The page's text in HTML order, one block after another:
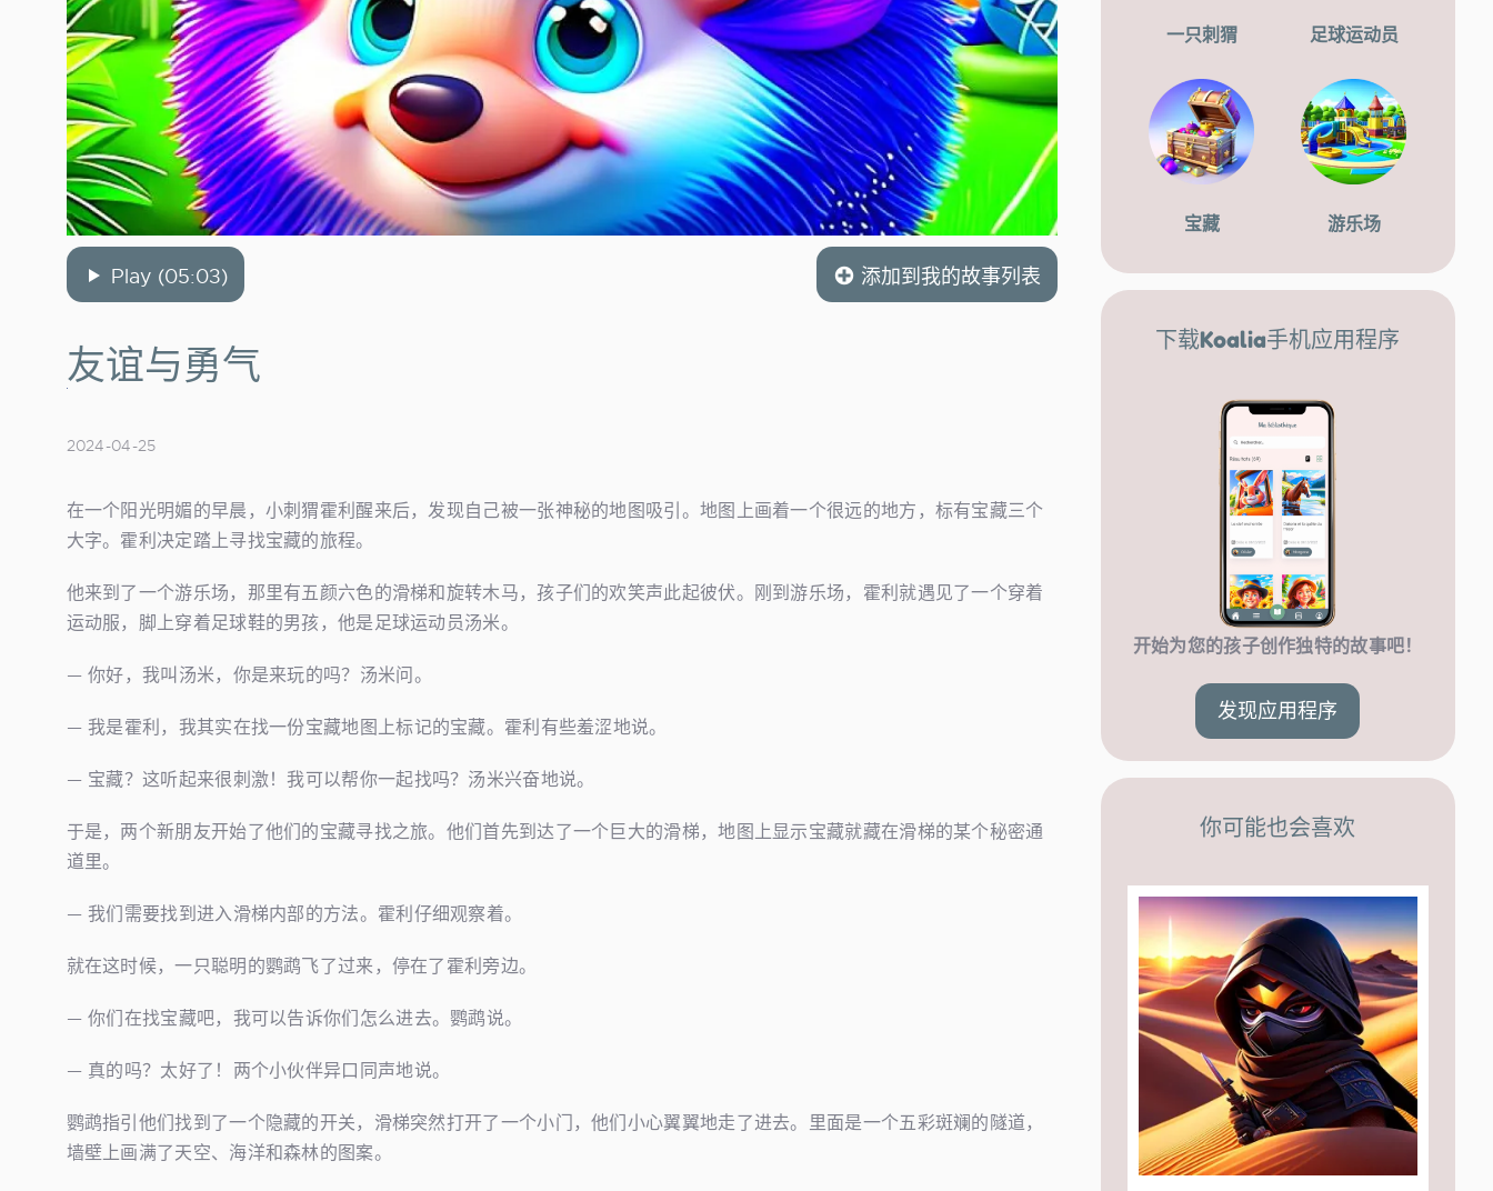
Play (05:03) 添加到我的故事列表
友谊与勇气
2024-04-25
在一个阳光明媚的早晨，小刺猬霍利醒来后，发现自己被一张神秘的地图吸引。地图上画着一个很远的地方，标有宝藏三个
大字。霍利决定踏上寻找宝藏的旅程。
他来到了一个游乐场，那里有五颜六色的滑梯和旋转木马，孩子们的欢笑声此起彼伏。刚到游乐场，霍利就遇见了一个穿着
运动服，脚上穿着足球鞋的男孩，他是足球运动员汤米。
— 你好，我叫汤米，你是来玩的吗？汤米问。
— 我是霍利，我其实在找一份宝藏地图上标记的宝藏。霍利有些羞涩地说。
— 宝藏？这听起来很刺激！我可以帮你一起找吗？汤米兴奋地说。
于是，两个新朋友开始了他们的宝藏寻找之旅。他们首先到达了一个巨大的滑梯，地图上显示宝藏就藏在滑梯的某个秘密通
道里。
— 我们需要找到进入滑梯内部的方法。霍利仔细观察着。
就在这时候，一只聪明的鹦鹉飞了过来，停在了霍利旁边。
— 你们在找宝藏吧，我可以告诉你们怎么进去。鹦鹉说。
— 真的吗？太好了！两个小伙伴异口同声地说。
鹦鹉指引他们找到了一个隐藏的开关，滑梯突然打开了一个小门，他们小心翼翼地走了进去。里面是一个五彩斑斓的隧道，
墙壁上画满了天空、海洋和森林的图案。
一只刺猬 足球运动员
宝藏 游乐场
下载Koalia手机应用程序
开始为您的孩子创作独特的故事吧！
发现应用程序
你可能也会喜欢